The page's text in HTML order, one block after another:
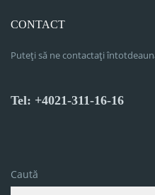
CONTACT
Puteți să ne contactați
Tel: +4021-311-16-16
Caută